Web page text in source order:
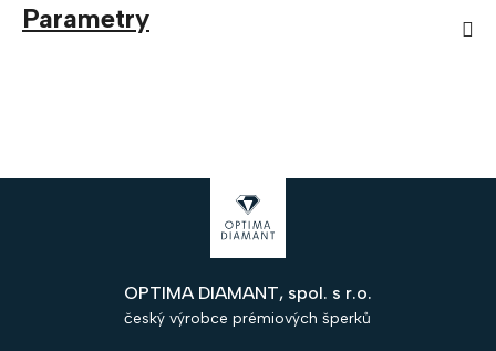
Parametry
OPTIMA DIAMANT, spol. s r.o.
český výrobce prémiových šperků